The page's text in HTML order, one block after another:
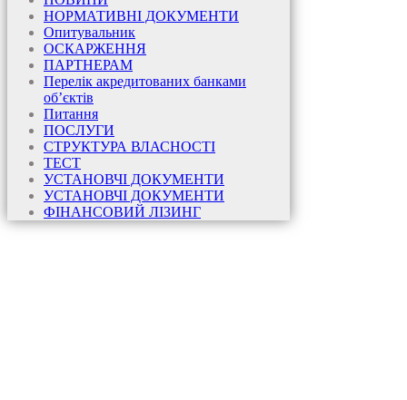
НОРМАТИВНІ ДОКУМЕНТИ
Опитувальник
ОСКАРЖЕННЯ
ПАРТНЕРАМ
Перелік акредитованих банками
об’єктів
Питання
ПОСЛУГИ
СТРУКТУРА ВЛАСНОСТІ
ТЕСТ
УСТАНОВЧІ ДОКУМЕНТИ
УСТАНОВЧІ ДОКУМЕНТИ
ФІНАНСОВИЙ ЛІЗИНГ